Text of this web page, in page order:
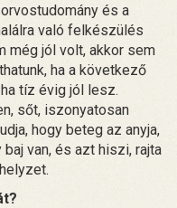
és a
való felkészülés
még jól volt, akkor sem
ha a következő
tíz évig jól lesz.
sőt, iszonyatosan
hogy beteg az anyja,
van, és azt hiszi, rajta